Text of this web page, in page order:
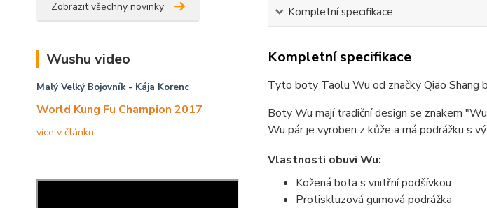
Zobrazit všechny novinky
Wushu video
Malý Velký Bojovník- Kája Korenc
World Kung Fu Champion 2017
více v článku......
Kompletní specifikace
Kompletní specifikace
Tyto boty Taolu Wu od značky Qiao Shang
Boty Wu mají tradiční design se znakem
Wu pár je vyroben z kůže a má podrážku s
Vlastnosti obuvi Wu:
Kožená bota s vnitřní podšívkou
Protiskluzová gumová podrážka